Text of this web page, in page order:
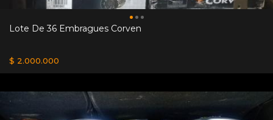
Lote De 36 Embragues Corven
$ 2.000.000